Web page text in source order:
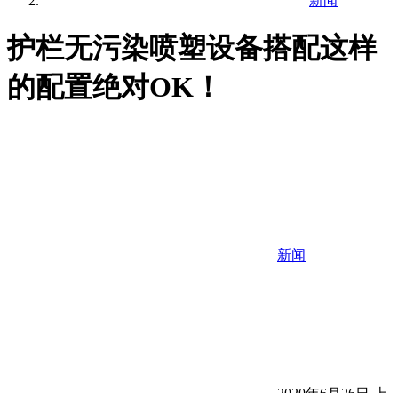
护栏无污染喷塑设备搭配这样
的配置绝对OK！
新闻